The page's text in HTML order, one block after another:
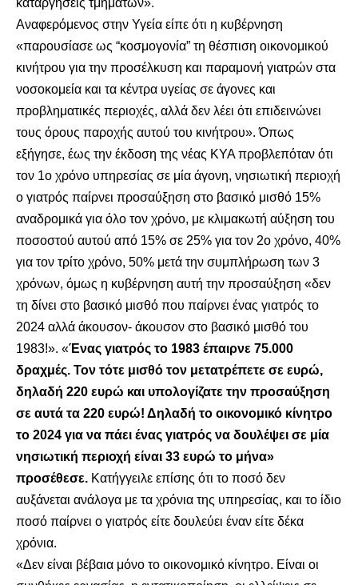
καταργήσεις τμημάτων».
Αναφερόμενος στην Υγεία είπε ότι η κυβέρνηση
«παρουσίασε ως “κοσμογονία” τη θέσπιση οικονομικού
κινήτρου για την προσέλκυση και παραμονή γιατρών στα
νοσοκομεία και τα κέντρα υγείας σε άγονες και
προβληματικές περιοχές, αλλά δεν λέει ότι επιδεινώνει
τους όρους παροχής αυτού του κινήτρου». Όπως
εξήγησε, έως την έκδοση της νέας ΚΥΑ προβλεπόταν ότι
τον 1ο χρόνο υπηρεσίας σε μία άγονη, νησιωτική περιοχή
ο γιατρός παίρνει προσαύξηση στο βασικό μισθό 15%
αναδρομικά για όλο τον χρόνο, με κλιμακωτή αύξηση του
ποσοστού αυτού από 15% σε 25% για τον 2ο χρόνο, 40%
για τον τρίτο χρόνο, 50% μετά την συμπλήρωση των 3
χρόνων, όμως η κυβέρνηση αυτή την προσαύξηση «δεν
τη δίνει στο βασικό μισθό που παίρνει ένας γιατρός το
2024 αλλά άκουσον- άκουσον στο βασικό μισθό του
1983!». «Ένας γιατρός το 1983 έπαιρνε 75.000
δραχμές. Τον τότε μισθό τον μετατρέπετε σε ευρώ,
δηλαδή 220 ευρώ και υπολογίζατε την προσαύξηση
σε αυτά τα 220 ευρώ! Δηλαδή το οικονομικό κίνητρο
το 2024 για να πάει ένας γιατρός να δουλέψει σε μία
νησιωτική περιοχή είναι 33 ευρώ το μήνα»
προσέθεσε. Κατήγγειλε επίσης ότι το ποσό δεν
αυξάνεται ανάλογα με τα χρόνια της υπηρεσίας, και το ίδιο
ποσό παίρνει ο γιατρός είτε δουλεύει έναν είτε δέκα
χρόνια.
«Δεν είναι βέβαια μόνο το οικονομικό κίνητρο. Είναι οι